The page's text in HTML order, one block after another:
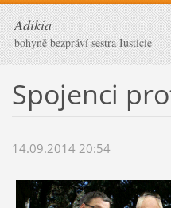
Adikia
bohyně bezpráví sestra Iusticie
Spojenci
14.09.2014 20:54